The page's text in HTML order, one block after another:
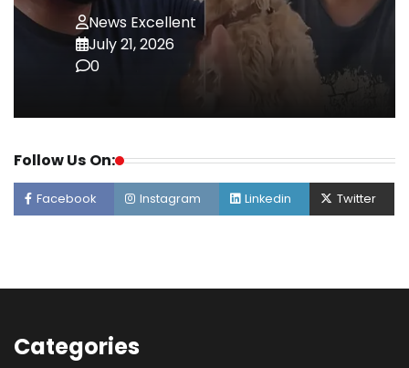
News Excellent
July 21, 2026
0
Follow Us On:
Facebook Instagram Linkedin Twitter
Categories